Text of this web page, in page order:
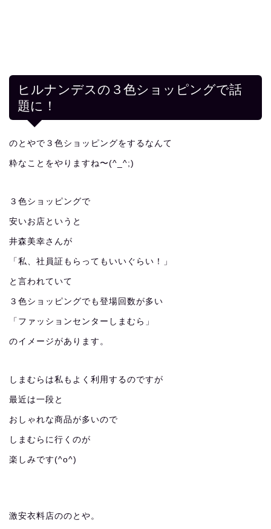
ヒルナンデスの３色ショッピングで話
題に！
のとやで３色ショッピングをするなんて
粋なことをやりますね〜(^_^;)
３色ショッピングで
安いお店というと
井森美幸さんが
「私、社員証もらってもいいぐらい！」
と言われていて
３色ショッピングでも登場回数が多い
「ファッションセンターしまむら」
のイメージがあります。
しまむらは私もよく利用するのですが
最近は一段と
おしゃれな商品が多いので
しまむらに行くのが
楽しみです(^o^)
激安衣料店ののとや。